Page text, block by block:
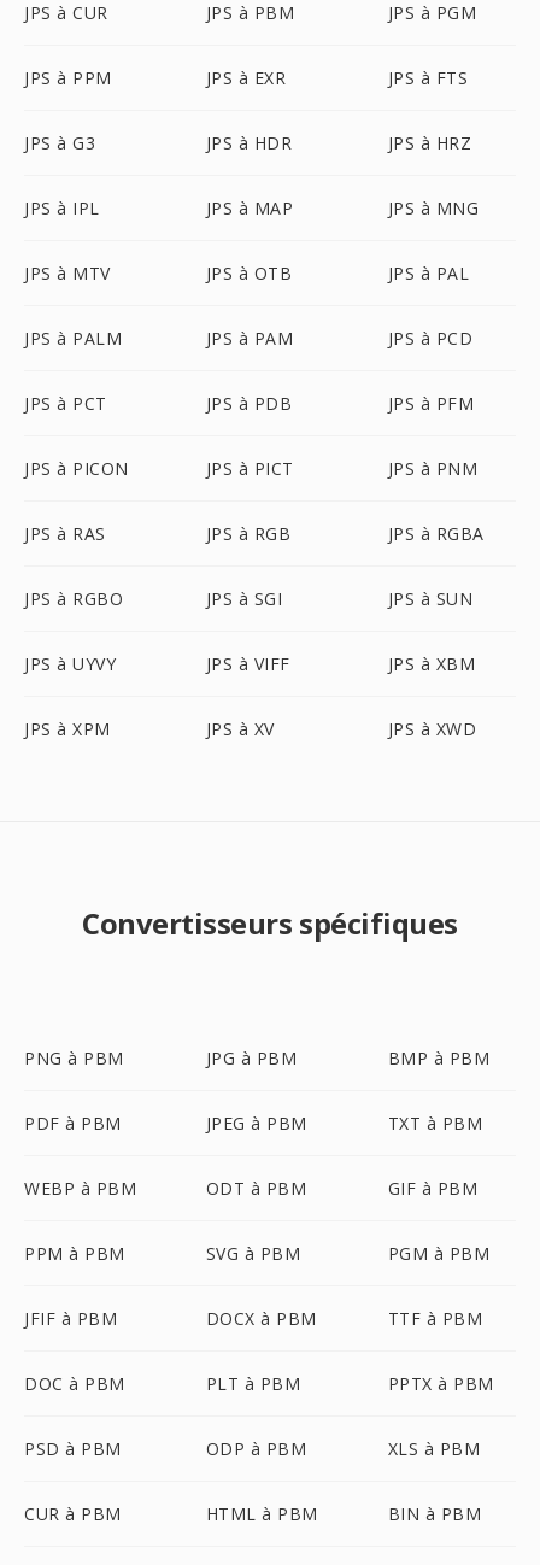
JPS à CUR JPS à PBM JPS à PGM
JPS à PPM JPS à EXR JPS à FTS
JPS à G3 JPS à HDR JPS à HRZ
JPS à IPL JPS à MAP JPS à MNG
JPS à MTV JPS à OTB JPS à PAL
JPS à PALM JPS à PAM JPS à PCD
JPS à PCT JPS à PDB JPS à PFM
JPS à PICON JPS à PICT JPS à PNM
JPS à RAS JPS à RGB JPS à RGBA
JPS à RGBO JPS à SGI JPS à SUN
JPS à UYVY JPS à VIFF JPS à XBM
JPS à XPM JPS à XV JPS à XWD
Convertisseurs spécifiques
PNG à PBM JPG à PBM BMP à PBM
PDF à PBM JPEG à PBM TXT à PBM
WEBP à PBM ODT à PBM GIF à PBM
PPM à PBM SVG à PBM PGM à PBM
JFIF à PBM DOCX à PBM TTF à PBM
DOC à PBM PLT à PBM PPTX à PBM
PSD à PBM ODP à PBM XLS à PBM
CUR à PBM HTML à PBM BIN à PBM